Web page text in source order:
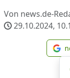
Von news.de-
29.10.2024,